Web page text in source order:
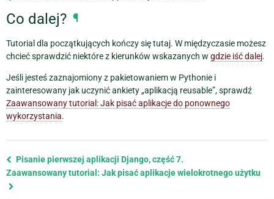
Co dalej? ¶
Tutorial dla początkujących kończy się tutaj. W międzyczasie możesz
chcieć sprawdzić niektóre z kierunków wskazanych w gdzie iść dalej.
Jeśli jesteś zaznajomiony z pakietowaniem w Pythonie i
zainteresowany jak uczynić ankiety „aplikacją reusable”, sprawdź
Zaawansowany tutorial: Jak pisać aplikacje do ponownego
wykorzystania.
Previous
page
and
Pisanie pierwszej aplikacji Django, część 7.
Zaawansowany tutorial: Jak pisać aplikacje wielokrotnego użytku